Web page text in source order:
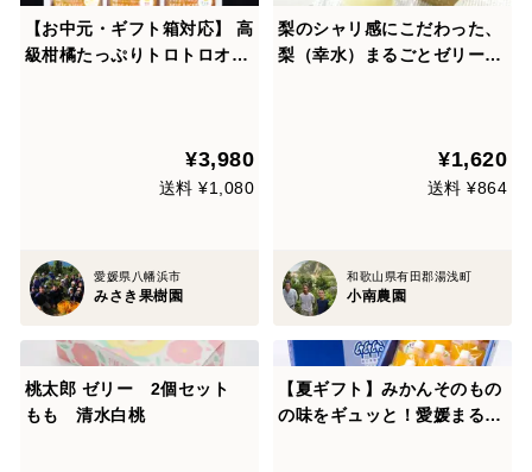
【お中元・ギフト箱対応】 高
級柑橘たっぷりトロトロオレ
¥3,980
送料 ¥1,080
愛媛県八幡浜市
みさき果樹園
梨のシャリ感にこだわった、
梨（幸水）まるごとゼリー
¥1,620
送料 ¥864
和歌山県有田郡湯浅町
小南農園
桃太郎 ゼリー 2個セット
もも 清水白桃
【夏ギフト】みかんそのもの
の味をギュッと！愛媛まるご